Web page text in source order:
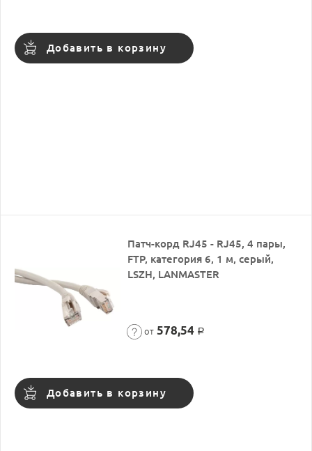
Добавить в корзину
Патч-корд RJ45 - RJ45, 4 пары,
FTP, категория 6, 1 м, серый,
LSZH, LANMASTER
от 578,54 Р
Добавить в корзину